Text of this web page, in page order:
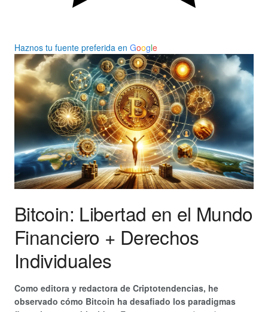
Haznos tu fuente preferida en Google
Bitcoin: Libertad en el Mundo
Financiero + Derechos
Individuales
Como editora y redactora de Criptotendencias, he
observado cómo Bitcoin ha desafiado los paradigmas